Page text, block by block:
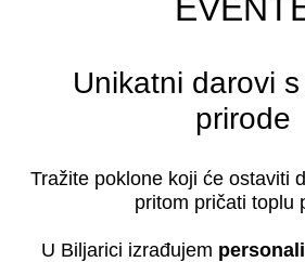
Unikatni darovi
prirode
Tražite poklone koji će ostaviti
pritom pričati toplu
U Biljarici izrađujem